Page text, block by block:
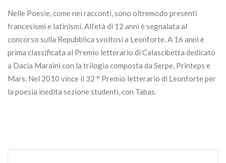
Nelle Poesie, come nei racconti, sono oltremodo presenti
francesismi e latinismi. All’età di 12 anni è segnalata al
concorso sulla Repubblica svoltosi a Leonforte. A 16 anni è
prima classificata al Premio letterario di Calascibetta dedicato
a Dacia Maraini con la trilogia composta da Serpe, Printeps e
Mars. Nel 2010 vince il 32 ° Premio letterario di Leonforte per
la poesia inedita sezione studenti, con Tabas.